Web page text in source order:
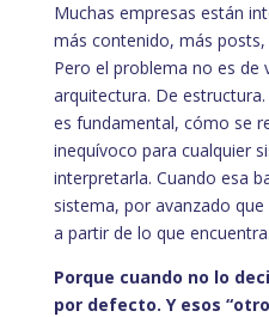
Muchas empresas están
más contenido, más posts,
Pero el problema no es de
arquitectura. De
es fundamental, cómo se
inequívoco para cualquier
interpretarla. Cuando esa
sistema, por avanzado
a partir de lo que encuentra.
Porque cuando no lo
por defecto. Y esos